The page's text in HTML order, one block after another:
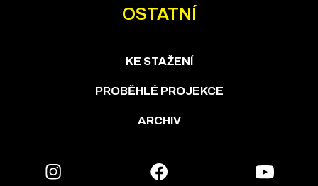
OSTATNÍ
KE STAŽENÍ
PROBĚHLÉ PROJEKCE
ARCHIV